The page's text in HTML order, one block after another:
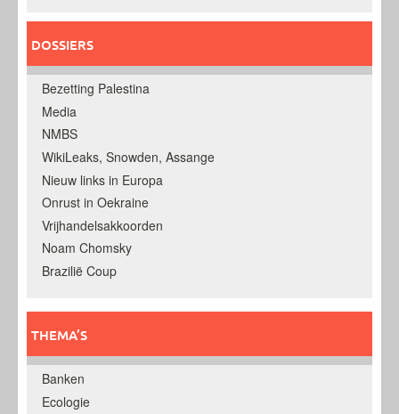
DOSSIERS
Bezetting Palestina
Media
NMBS
WikiLeaks, Snowden, Assange
Nieuw links in Europa
Onrust in Oekraine
Vrijhandelsakkoorden
Noam Chomsky
Brazilië Coup
THEMA’S
Banken
Ecologie